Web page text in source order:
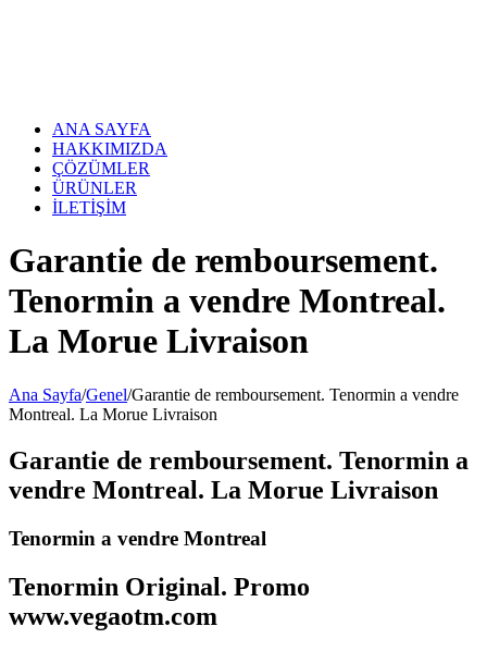
ANA SAYFA
HAKKIMIZDA
ÇÖZÜMLER
ÜRÜNLER
İLETİŞİM
Garantie de remboursement.
Tenormin a vendre Montreal.
La Morue Livraison
Ana Sayfa/Genel/Garantie de remboursement. Tenormin a vendre
Montreal. La Morue Livraison
Garantie de remboursement. Tenormin a
vendre Montreal. La Morue Livraison
Tenormin a vendre Montreal
Tenormin Original. Promo
www.vegaotm.com